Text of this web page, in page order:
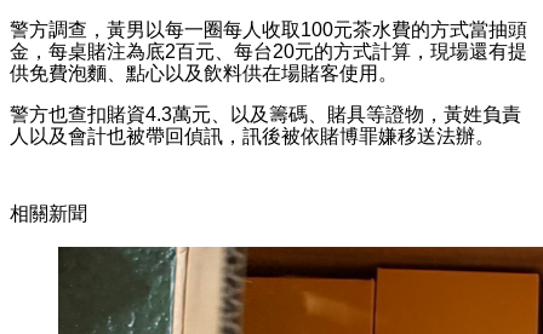
警方調查，黃男以每一圈每人收取100元茶水費的方式當抽頭
金，每桌賭注為底2百元、每台20元的方式計算，現場還有提
供免費泡麵、點心以及飲料供在場賭客使用。
警方也查扣賭資4.3萬元、以及籌碼、賭具等證物，黃姓負責
人以及會計也被帶回偵訊，訊後被依賭博罪嫌移送法辦。
相關新聞